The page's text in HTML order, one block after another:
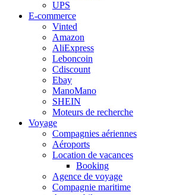
UPS
E-commerce
Vinted
Amazon
AliExpress
Leboncoin
Cdiscount
Ebay
ManoMano
SHEIN
Moteurs de recherche
Voyage
Compagnies aériennes
Aéroports
Location de vacances
Booking
Agence de voyage
Compagnie maritime